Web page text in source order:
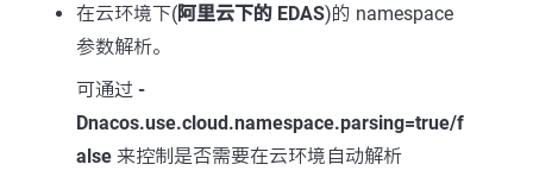
在云环境下(阿里云下的 EDAS)的 namespace
参数解析。
可通过 -
Dnacos.use.cloud.namespace.parsing=true/f
alse 来控制是否需要在云环境自动解析